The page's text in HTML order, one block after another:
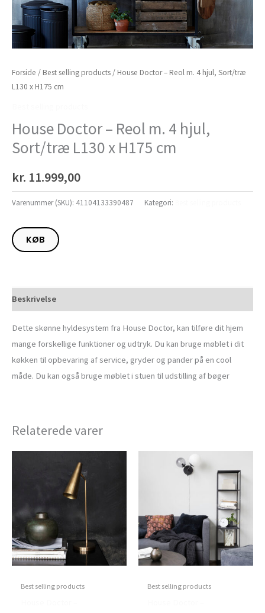
Forside / Best selling products / House Doctor – Reol m. 4 hjul, Sort/træ
L130 x H175 cm
House Doctor – Reol m. 4 hjul,
Sort/træ L130 x H175 cm
kr. 11.999,00
Varenummer (SKU): 41104133390487 Kategori:
KØB
Beskrivelse
Dette skønne hyldesystem fra House Doctor, kan tilføre dit hjem
mange forskellige funktioner og udtryk. Du kan bruge møblet i dit
køkken til opbevaring af service, gryder og pander på en cool
måde. Du kan også bruge møblet i stuen til udstilling af bøger
Relaterede varer
Best selling products Best selling products